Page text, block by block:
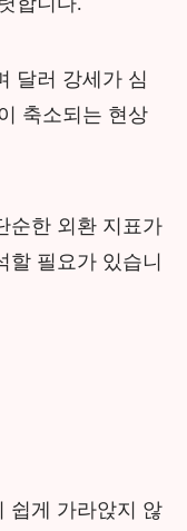
달러 강세가 심
축소되는 현상
순한 외환 지표가
할 필요가 있습니
쉽게 가라앉지 않